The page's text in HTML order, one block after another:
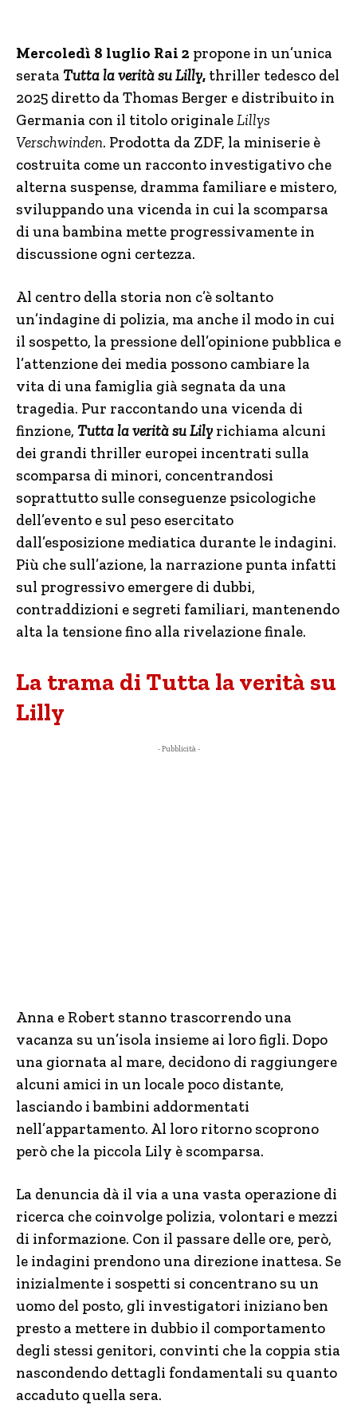
Mercoledì 8 luglio Rai 2 propone in un’unica
serataTutta la verità su Lilly, thriller tedesco del
2025 diretto daThomas Berger e distribuito in
Germania con il titolo originaleLillys
Verschwinden. Prodotta da ZDF, la miniserie è
costruita come un racconto investigativo che
alterna suspense, dramma familiare e mistero,
sviluppando una vicenda in cui la scomparsa
di una bambina mette progressivamente in
discussione ogni certezza.
Al centro della storia non c’è soltanto
un’indagine di polizia, ma anche il modo in cui
il sospetto, la pressione dell’opinione pubblica e
l’attenzione dei media possono cambiare la
vita di una famiglia già segnata da una
tragedia. Pur raccontando una vicenda di
finzione, Tutta la verità su Lily richiama alcuni
dei grandi thriller europei incentrati sulla
scomparsa di minori, concentrandosi
soprattutto sulle conseguenze psicologiche
dell’evento e sul peso esercitato
dall’esposizione mediatica durante le indagini.
Più che sull’azione, la narrazione punta infatti
sul progressivo emergere di dubbi,
contraddizioni e segreti familiari, mantenendo
alta la tensione fino alla rivelazione finale.
La trama di Tutta la verità su
Lilly
- Pubblicità -
Anna e Robert stanno trascorrendo una
vacanza su un’isola insieme ai loro figli. Dopo
una giornata al mare, decidono di raggiungere
alcuni amici in un locale poco distante,
lasciando i bambini addormentati
nell’appartamento. Al loro ritorno scoprono
però che la piccola Lily è scomparsa.
La denuncia dà il via a una vasta operazione di
ricerca che coinvolge polizia, volontari e mezzi
di informazione. Con il passare delle ore, però,
le indagini prendono una direzione inattesa. Se
inizialmente i sospetti si concentrano su un
uomo del posto, gli investigatori iniziano ben
presto a mettere in dubbio il comportamento
degli stessi genitori, convinti che la coppia stia
nascondendo dettagli fondamentali su quanto
accaduto quella sera.